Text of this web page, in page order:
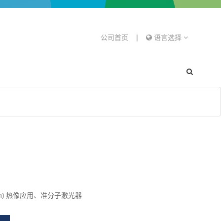
公司首页 | 语言选择
热像应用、准分子激光器